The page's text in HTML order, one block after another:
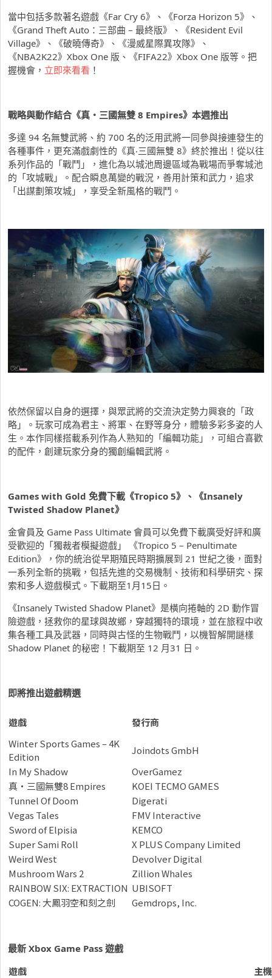
當中包括多款著名遊戲《Far Cry 6》、《Forza Horizon 5》、
《Grand Theft Auto：三部曲 – 最終版》、《Resident Evil
Village》、《破曉傳奇》、《漫威星際異攻隊》、
《NBA2K22》Xbox One 版、《FIFA22》Xbox One 版等。把
握機會， 立即來看看 ！
戰略與動作結合《真・三國無雙 8 Empires》本週推出
多達 94 名無雙武將、約 700 名的泛用武將一同參與接連發生的
各種事件，更充滿戲劇性的《真‧三國無雙 8》終於推出！從以往
系列作品的「戰鬥」，進化為以城池周邊區域為戰場而爭奪城池
的「攻城戰」。配合瞬息萬變的戰況，善用計策和武力，追求
「出謀劃策攻城」，享受全新風格的戰鬥。
依然保留以自身的選擇，與眾武將的交流決定勢力興衰的「政
略」。玩家可成為君主、將軍、在野等身分，體驗多彩多姿的人
生。本作同樣搭載系列作為人熟知的「編輯功能」，可組合喜歡
的配件，創建玩家分身的獨創編輯武將。
Games with Gold 免費下載《Tropico 5》、《Insanely
Twisted Shadow Planet》
金會員及 Game Pass Ultimate 會員可以免費下載廣受好評和廣
受歡迎的「獨裁者模擬遊戲」 《Tropico 5 – Penultimate
Edition》，你的統治從早期殖民時期擴展到 21 世紀之後，面對
一系列全新的挑戰，包括先進的交易機制、技術和科學研究、探
索和多人遊戲模式。下載期至1月15日。
《Insanely Twisted Shadow Planet》是橫向捲軸的 2D 動作冒
險遊戲，拯救你的星球與故鄉，穿越獨特的環境，並在旅程中收
集各種工具及武器，同時與古怪的生物戰鬥，以機智解開謎樣
Shadow Planet 的秘密！下載期至 12 月31 日。
即將推出遊戲精選
遊戲
發行商
Winter Sports Games – 4K
Edition
Joindots GmbH
In My Shadow
‪OverGamez
真・三國無雙8 Empires
‪KOEI TECMO GAMES
Tunnel Of Doom
Digerati
Vegas Tales
FMV Interactive
Sword of Elpisia
KEMCO
Super Sami Roll
‪X PLUS Company Limited
Weird West
Devolver Digital
Mushroom Wars 2
Zillion Whales
RAINBOW SIX: EXTRACTION UBISOFT
COGEN: 大鳳羽空和刻之劍
Gemdrops, Inc.
最新 Xbox Game Pass 遊戲
遊戲
主機